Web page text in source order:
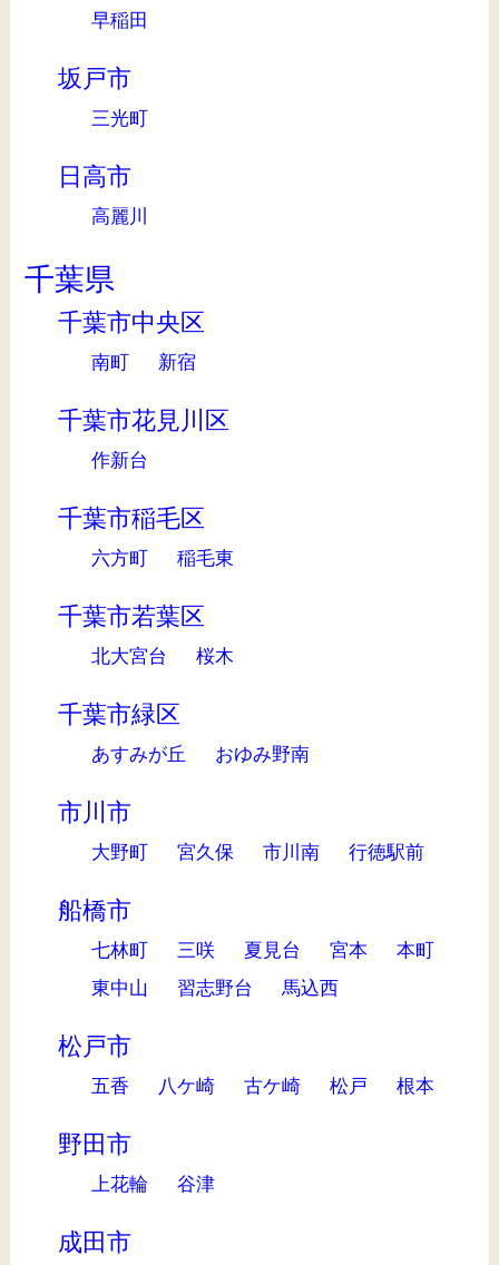
早稲田
坂戸市
三光町
日高市
高麗川
千葉県
千葉市中央区
南町 新宿
千葉市花見川区
作新台
千葉市稲毛区
六方町 稲毛東
千葉市若葉区
北大宮台 桜木
千葉市緑区
あすみが丘 おゆみ野南
市川市
大野町 宮久保 市川南 行徳駅前
船橋市
七林町 三咲 夏見台 宮本
本町
東中山
習志野台 馬込西
松戸市
五香 八ケ崎 古ケ崎 松戸 根本
野田市
上花輪 谷津
成田市